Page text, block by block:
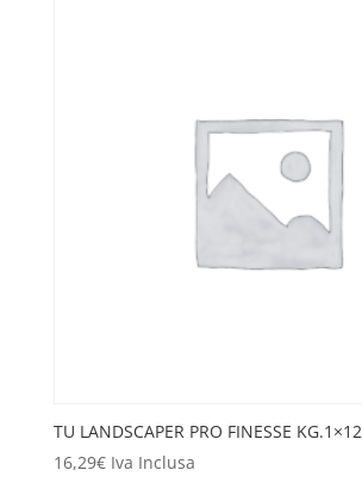
TU LANDSCAPER PRO FINESSE KG.1×12
16,29€ Iva Inclusa